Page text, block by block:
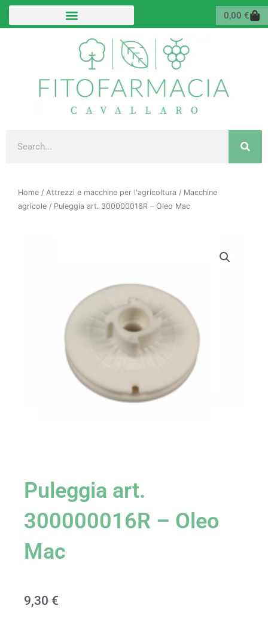
Vai
0,00 €
Home / Attrezzi e macchine per l'agricoltura / Macchine
agricole / Puleggia art. 300000016R – Oleo Mac
Puleggia art.
300000016R – Oleo
Mac
9,30 €